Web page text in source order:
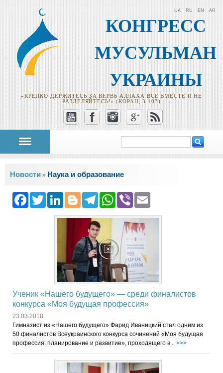
КОНГРЕСС
МУСУЛЬМАН
УКРАИНЫ
«КРЕПКО ДЕРЖИТЕСЬ ЗА ВЕРВЬ АЛЛАХА ВСЕ ВМЕСТЕ И НЕ
РАЗДЕЛЯЙТЕСЬ!» (КОРАН, 3:103)
UA RU EN AR
Форма поиска
Вы здесь
Новости » Наука и образование
Facebook
Twitter
LinkedIn
Blogger
Telegram
WhatsApp
Viber
Ученик «Нашего будущего» — среди финалистов
конкурса «Моя будущая профессия»
23.03.2018
Гимназист из «Нашего будущего» Фарид Иваницкий стал одним из
50 финалистов Всеукраинского конкурса сочинений «Моя будущая
профессия: планирование и развитие», проходящего в... >>>